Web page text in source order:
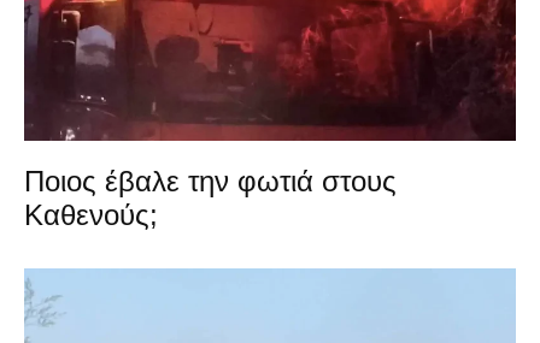
Ποιος έβαλε την φωτιά στους
Καθενούς;